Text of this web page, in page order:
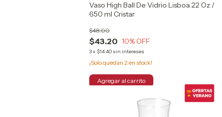
Vaso High Ball De Vidrio Lisboa 22 Oz /
650 ml Cristar
$43.20
$48.00
10% OFF
3x $14.40 sin intereses
¡Solo quedan 2en stock!